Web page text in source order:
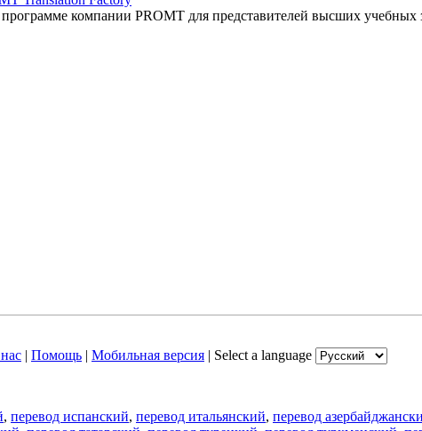
компании PROMT для представителей высших учебных
| Помощь | Мобильная версия | Select a language
, перевод испанский, перевод итальянский, перевод